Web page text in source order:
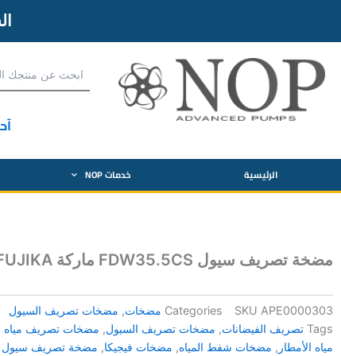
الرئيسية خدمات NOP
مضخة تصريف سيول FDW35.5CS ماركة FUJIKA
SKU APE0000303
Categories مضخات, مضخات تصريف السيول
Tags تصريف الفيضانات, مضخات تصريف السيول, مضخات تصريف مياه
مياه الأمطار , مضخات شفط المياه, مضخات فيجيكا, مضخة تصريف سيول